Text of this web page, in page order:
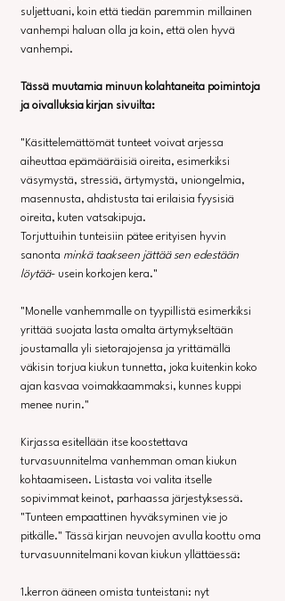
suljettuani, koin että tiedän paremmin millainen
vanhempi haluan olla ja koin, että olen hyvä
vanhempi.
Tässä muutamia minuun kolahtaneita poimintoja
ja oivalluksia kirjan sivuilta:
"Käsittelemättömät tunteet voivat arjessa
aiheuttaa epämääräisiä oireita, esimerkiksi
väsymystä, stressiä, ärtymystä, uniongelmia,
masennusta, ahdistusta tai erilaisia fyysisiä
oireita, kuten vatsakipuja.
Torjuttuihin tunteisiin pätee erityisen hyvin
sanonta minkä taakseen jättää sen edestään
löytää- usein korkojen kera."
"Monelle vanhemmalle on tyypillistä esimerkiksi
yrittää suojata lasta omalta ärtymykseltään
joustamalla yli sietorajojensa ja yrittämällä
väkisin torjua kiukun tunnetta, joka kuitenkin koko
ajan kasvaa voimakkaammaksi, kunnes kuppi
menee nurin."
Kirjassa esitellään itse koostettava
turvasuunnitelma vanhemman oman kiukun
kohtaamiseen. Listasta voi valita itselle
sopivimmat keinot, parhaassa järjestyksessä.
"Tunteen empaattinen hyväksyminen vie jo
pitkälle." Tässä kirjan neuvojen avulla koottu oma
turvasuunnitelmani kovan kiukun yllättäessä:
1.kerron ääneen omista tunteistani: nyt